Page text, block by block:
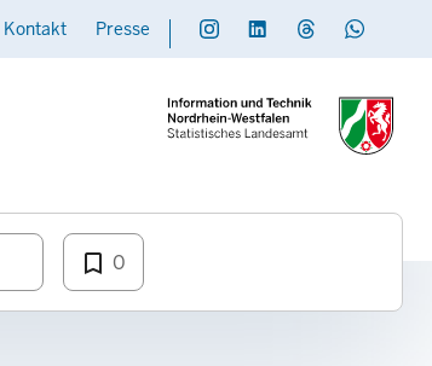
Kontakt Presse Social
bookmark_border 0